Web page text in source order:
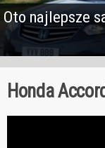
Oto najlepsze
Honda